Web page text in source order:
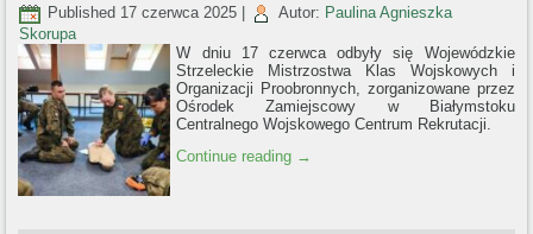
Published 17 czerwca 2025 Autor: Paulina Agnieszka
Skorupa
W dniu 17 czerwca odbyły się Wojewódzkie
Strzeleckie Mistrzostwa Klas Wojskowych i
Organizacji Proobronnych, zorganizowane przez
Ośrodek Zamiejscowy w Białymstoku
Centralnego Wojskowego Centrum Rekrutacji.
Continue reading →